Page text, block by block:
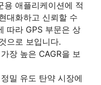
용 애플리케이션에 적
대화하고 신뢰할 수
따라 GPS 부문은 상
으로 보입니다.
장 높은 CAGR을 보
밀 유도 탄약 시장에